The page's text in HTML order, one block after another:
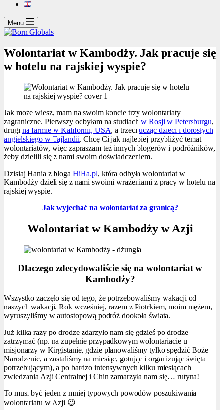
Menu
Wolontariat w Kambodży. Jak pracuje się
w hotelu na rajskiej wyspie?
Jak może wiesz, mam na swoim koncie trzy wolontariaty
zagraniczne. Pierwszy odbyłam na studiach w Rosji w Petersburgu,
drugi na farmie w Kalifornii, USA, a trzeci ucząc dzieci i dorosłych
angielskiego w Tajlandii. Chcę Ci jak najlepiej przybliżyć temat
wolontariatów, więc zapraszam też innych blogerów i podróżników,
żeby dzielili się z nami swoim doświadczeniem.
Dzisiaj Hania z bloga HiHa.pl, która odbyła wolontariat w
Kambodży dzieli się z nami swoimi wrażeniami z pracy w hotelu na
rajskiej wyspie.
Jak wyjechać na wolontariat za granicą?
Wolontariat w Kambodży w Azji
Dlaczego zdecydowaliście się na wolontariat w
Kambodży?
Wszystko zaczęło się od tego, że potrzebowaliśmy wakacji od
naszych wakacji. Rok wcześniej, razem z Piotrkiem, moim mężem,
wyruszyliśmy w autostopową podróż dookoła świata.
Już kilka razy po drodze zdarzyło nam się gdzieś po drodze
zatrzymać (np. na zupełnie przypadkowym wolontariacie u
misjonarzy w Kirgistanie, gdzie planowaliśmy tylko spędzić Boże
Narodzenie, a zostaliśmy na miesiąc, gotując i organizując święta
potrzebującym), a po bardzo intensywnych kilku miesiącach
zwiedzania Azji Centralnej i Chin zamarzyła nam się… rutyna!
To musi być jeden z mniej typowych powodów poszukiwania
wolontariatu w Azji 😉